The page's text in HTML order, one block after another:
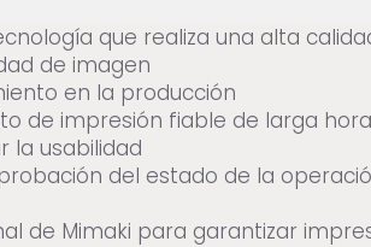
que realiza una alta
de imagen
en la producción
de impresión fiable de larga hora
la usabilidad
del estado de la
de Mimaki para garantizar